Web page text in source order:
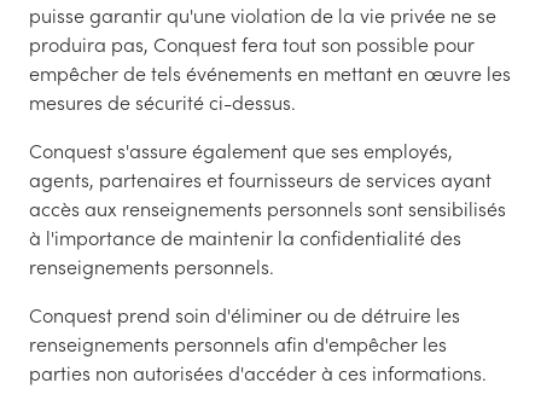
puisse garantir qu'une violation de la vie privée ne se
produira pas, Conquest fera tout son possible pour
empêcher de tels événements en mettant en œuvre les
mesures de sécurité ci-dessus.
Conquest s'assure également que ses employés,
agents, partenaires et fournisseurs de services ayant
accès aux renseignements personnels sont sensibilisés
à l'importance de maintenir la confidentialité des
renseignements personnels.
Conquest prend soin d'éliminer ou de détruire les
renseignements personnels afin d'empêcher les
parties non autorisées d'accéder à ces informations.